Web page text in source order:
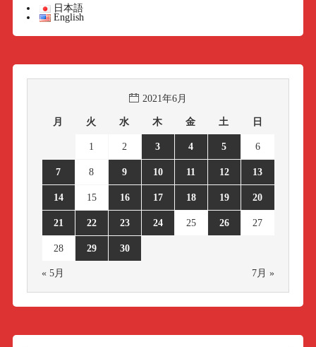
日本語
English
2021年6月
月 火 水 木 金 土 日
1 2 3 4 5 6
7 8 9 10 11 12 13
14 15 16 17 18 19 20
21 22 23 24 25 26 27
28 29 30
« 5月 7月 »